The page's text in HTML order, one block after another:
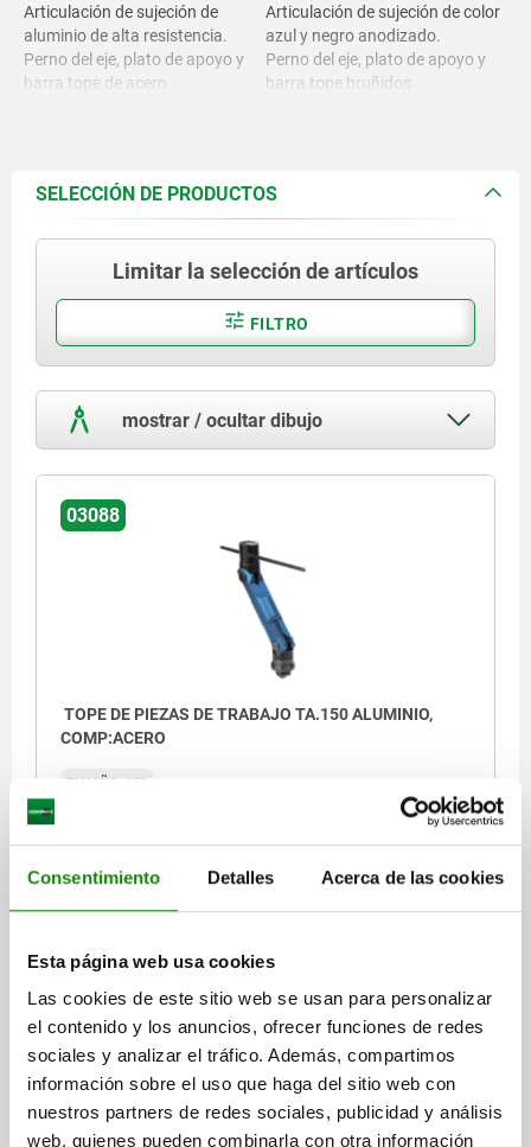
Consentimiento Detalles Acerca de las cookies
Esta página web usa cookies
Las cookies de este sitio web se usan para personalizar
el contenido y los anuncios, ofrecer funciones de redes
sociales y analizar el tráfico. Además, compartimos
información sobre el uso que haga del sitio web con
nuestros partners de redes sociales, publicidad y análisis
web, quienes pueden combinarla con otra información
Articulación de sujeción de
aluminio de alta resistencia.
Perno del eje, plato de apoyo y
barra tope de acero.
Articulación de sujeción de color
azul y negro anodizado.
Perno del eje, plato de apoyo y
barra tope bruñidos.
SELECCIÓN DE PRODUCTOS
Limitar la selección de artículos
FILTRO
mostrar / ocultar dibujo
03088
TOPE DE PIEZAS DE TRABAJO TA.150 ALUMINIO,
COMP:ACERO
TAMAÑO=150
$3,654.14
más gastos de envío
DETALLES
DESCARGAS